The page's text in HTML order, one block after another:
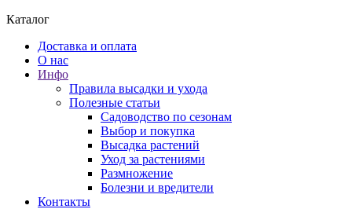
Каталог
Доставка и оплата
О нас
Инфо
Правила высадки и ухода
Полезные статьи
Садоводство по сезонам
Выбор и покупка
Высадка растений
Уход за растениями
Размножение
Болезни и вредители
Контакты